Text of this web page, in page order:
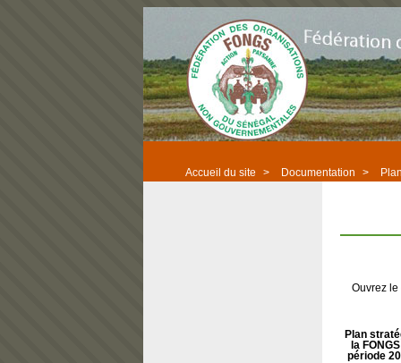
Accueil du site > Documentation >
Ouvrez
Plan
la
période